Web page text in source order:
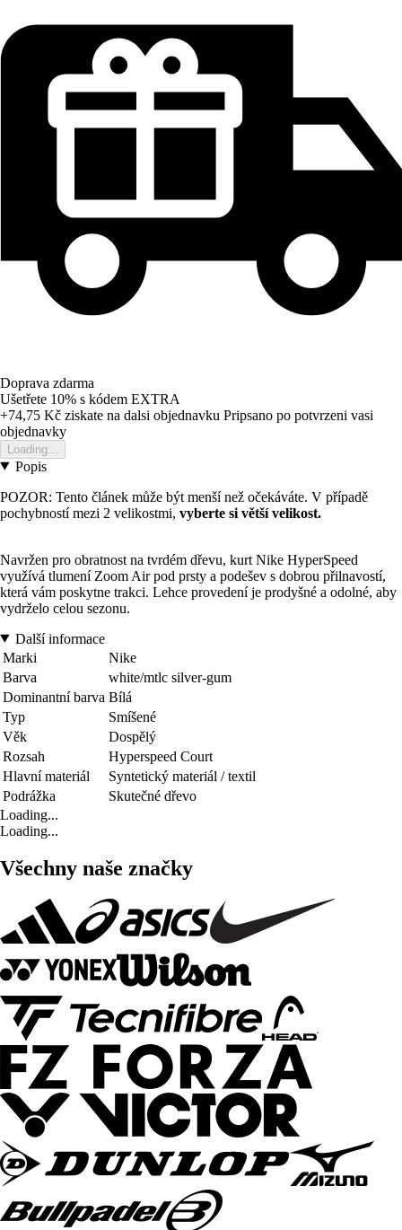
Doprava zdarma
Ušetřete 10% s kódem EXTRA
+74,75 Kč ziskate na dalsi objednavku Pripsano po potvrzeni vasi
objednavky
Loading...
Popis
POZOR: Tento článek může být menší než očekáváte. V případě
pochybností mezi 2 velikostmi, vyberte si větší velikost.
Navržen pro obratnost na tvrdém dřevu, kurt Nike HyperSpeed
využívá tlumení Zoom Air pod prsty a podešev s dobrou přilnavostí,
která vám poskytne trakci. Lehce provedení je prodyšné a odolné, aby
vydrželo celou sezonu.
Další informace
Marki
Nike
Barva
white/mtlc silver-gum
Dominantní barva Bílá
Typ
Smíšené
Věk
Dospělý
Rozsah
Hyperspeed Court
Hlavní materiál
Syntetický materiál / textil
Podrážka
Skutečné dřevo
Loading...
Loading...
Všechny naše značky